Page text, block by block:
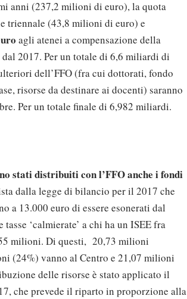
anni (237,2 milioni di euro), la quota
triennale (43,8 milioni di euro) e
agli atenei a compensazione della
2017. Per un totale di 6,6 miliardi di
dell’FFO (fra cui dottorati, fondo
risorse da destinare ai docenti) saranno
Per un totale finale di 6,982 miliardi.
stati distribuiti con l’FFO anche i fondi
dalla legge di bilancio per il 2017 che
a 13.000 euro di essere esonerati dal
‘calmierate’ a chi ha un ISEE fra
milioni. Di questi, 20,73 milioni
(24%) vanno al Centro e 21,07 milioni
delle risorse è stato applicato il
che prevede il riparto in proporzione alla